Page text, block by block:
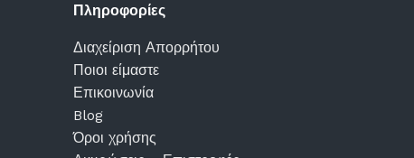
Πληροφορίες
Διαχείριση Απορρήτου
Ποιοι είμαστε
Επικοινωνία
Blog
Όροι χρήσης